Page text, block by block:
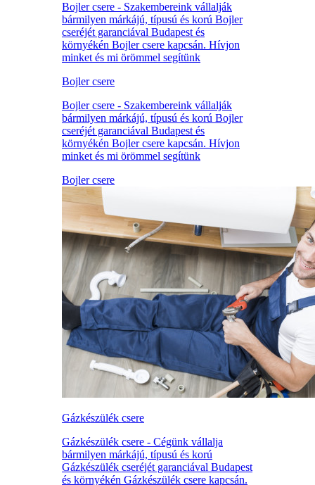
Bojler csere - Szakembereink vállalják
bármilyen márkájú, típusú és korú Bojler
cseréjét garanciával Budapest és
környékén Bojler csere kapcsán. Hívjon
minket és mi örömmel segítünk
Bojler csere
Bojler csere - Szakembereink vállalják
bármilyen márkájú, típusú és korú Bojler
cseréjét garanciával Budapest és
környékén Bojler csere kapcsán. Hívjon
minket és mi örömmel segítünk
Bojler csere
Gázkészülék csere
Gázkészülék csere - Cégünk vállalja
bármilyen márkájú, típusú és korú
Gázkészülék cseréjét garanciával Budapest
és környékén Gázkészülék csere kapcsán.